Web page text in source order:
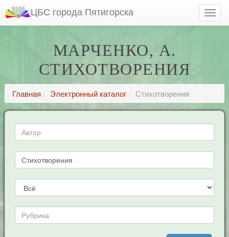
ЦБС города Пятигорска
МАРЧЕНКО, А.
СТИХОТВОРЕНИЯ
Главная Электронный каталог Стихотворения